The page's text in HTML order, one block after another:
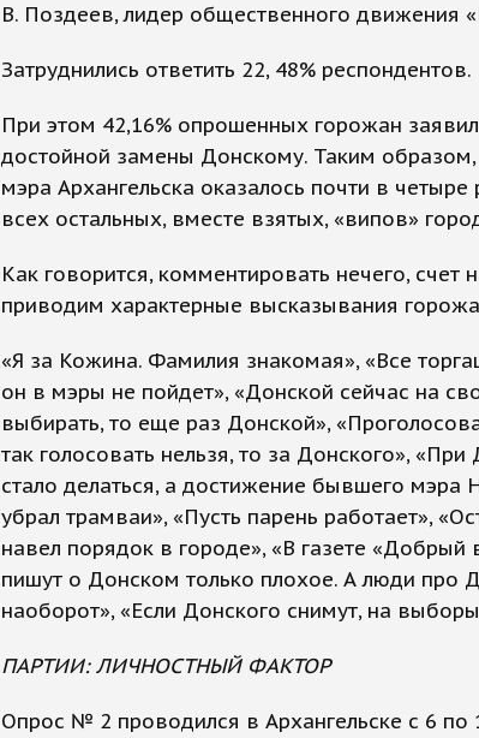
В. Поздеев, лидер общественного движения
Затруднились ответить 22, 48% респондентов.
При этом 42,16% опрошенных горожан
достойной замены Донскому. Таким
мэра Архангельска оказалось почти в
всех остальных, вместе взятых, «випов»
Как говорится, комментировать нечего, счет
приводим характерные высказывания
«Я за Кожина. Фамилия знакомая», «Все
он в мэры не пойдет», «Донской сейчас на
выбирать, то еще раз Донской»,
так голосовать нельзя, то за Донского»,
стало делаться, а достижение бывшего мэра
убрал трамваи», «Пусть парень работает»,
навел порядок в городе», «В газете «Добрый
пишут о Донском только плохое. А люди про
наоборот», «Если Донского снимут, на
ПАРТИИ: ЛИЧНОСТНЫЙ ФАКТОР
Опрос № 2 проводился в Архангельске с 6 по